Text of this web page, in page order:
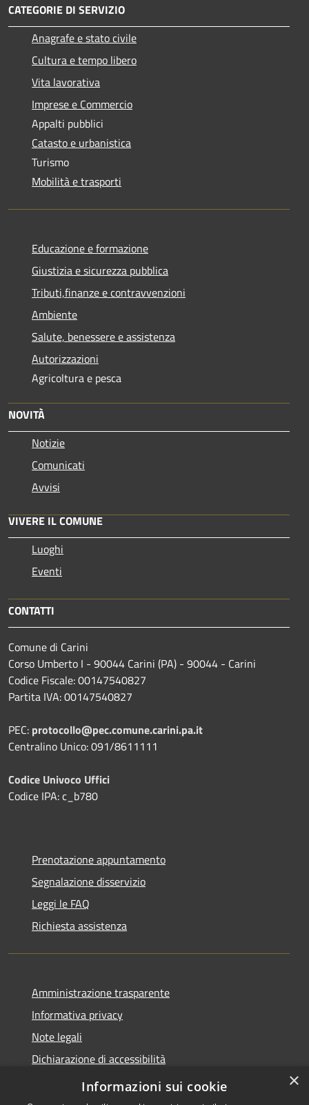
CATEGORIE DI SERVIZIO
Anagrafe e stato civile
Cultura e tempo libero
Vita lavorativa
Imprese e Commercio
Appalti pubblici
Catasto e urbanistica
Turismo
Mobilità e trasporti
Educazione e formazione
Giustizia e sicurezza pubblica
Tributi,finanze e contravvenzioni
Ambiente
Salute, benessere e assistenza
Autorizzazioni
Agricoltura e pesca
NOVITÀ
Notizie
Comunicati
Avvisi
VIVERE IL COMUNE
Luoghi
Eventi
CONTATTI
Comune di Carini
Corso Umberto I - 90044 Carini (PA) - 90044 - Carini
Codice Fiscale: 00147540827
Partita IVA: 00147540827
PEC: protocollo@pec.comune.carini.pa.it
Centralino Unico: 091/8611111
Codice Univoco Uffici
Codice IPA: c_b780
Prenotazione appuntamento
Segnalazione disservizio
Leggi le FAQ
Richiesta assistenza
Amministrazione trasparente
Informativa privacy
Note legali
Dichiarazione di accessibilità
Privacy e protezione dei dati
×
Informazioni sui cookie